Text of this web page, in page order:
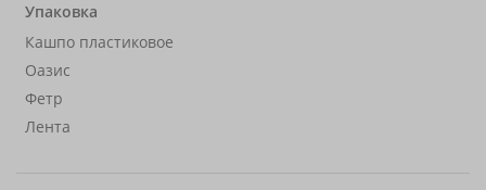
Упаковка
Кашпо пластиковое
Оазис
Фетр
Лента